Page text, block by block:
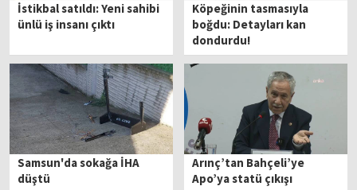
İstikbal satıldı: Yeni sahibi
ünlü iş insanı çıktı
Köpeğinin tasmasıyla
boğdu: Detayları kan
dondurdu!
Samsun'da sokağa İHA
düştü
Arınç’tan Bahçeli’ye
Apo’ya statü çıkışı